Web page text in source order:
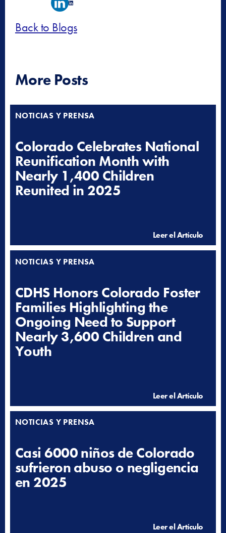
Back to Blogs
More Posts
NOTICIAS Y PRENSA
Colorado Celebrates National
Reunification Month with
Nearly 1,400 Children
Reunited in 2025
Leer el Artículo
NOTICIAS Y PRENSA
CDHS Honors Colorado Foster
Families Highlighting the
Ongoing Need to Support
Nearly 3,600 Children and
Youth
Leer el Artículo
NOTICIAS Y PRENSA
Casi 6000 niños de Colorado
sufrieron abuso o negligencia
en 2025
Leer el Artículo